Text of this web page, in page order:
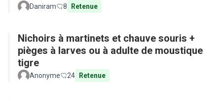
Daniram 8 Retenue
Nichoirs à martinets et chauve souris +
pièges à larves ou à adulte de moustique
tigre
Anonyme 24 Retenue